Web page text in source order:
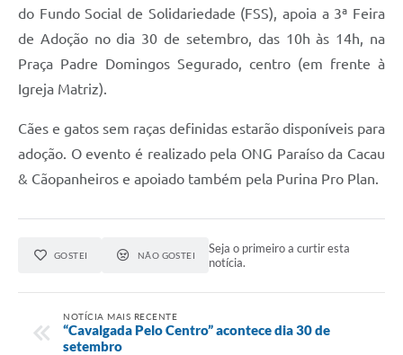
do Fundo Social de Solidariedade (FSS), apoia a 3ª Feira
de Adoção no dia 30 de setembro, das 10h às 14h, na
Praça Padre Domingos Segurado, centro (em frente à
Igreja Matriz).
Cães e gatos sem raças definidas estarão disponíveis para
adoção. O evento é realizado pela ONG Paraíso da Cacau
& Cãopanheiros e apoiado também pela Purina Pro Plan.
GOSTEI NÃO GOSTEI
Seja o primeiro a curtir esta
notícia.
NOTÍCIA MAIS RECENTE
“Cavalgada Pelo Centro” acontece dia 30 de
setembro